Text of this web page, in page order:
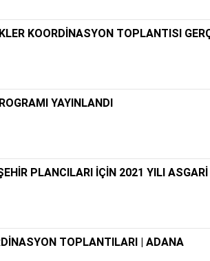
KOORDİNASYON TOPLANTISI
YAYINLANDI
PLANCILARI İÇİN 2021 YILI
TOPLANTILARI | ADANA